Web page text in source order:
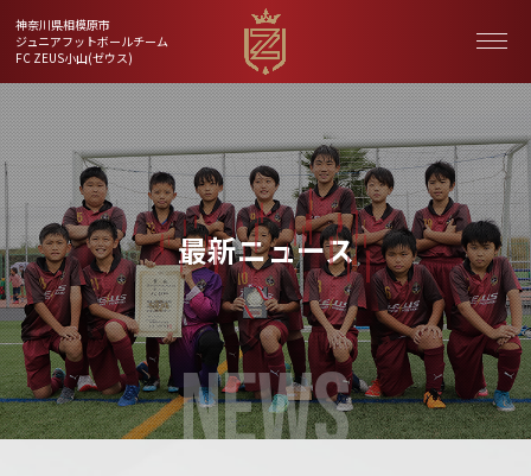
神奈川県相模原市
ジュニアフットボールチーム
FC ZEUS小山(ゼウス)
最新ニュース
NEWS